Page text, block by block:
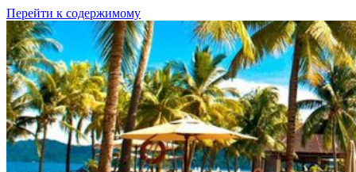
Перейти к содержимому